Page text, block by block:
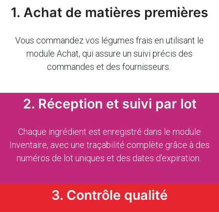
1. Achat de matières premières
Vous commandez vos légumes frais en utilisant le
module Achat, qui assure un suivi précis des
commandes et des fournisseurs.
2. Réception et suivi par lot
Chaque ingrédient est enregistré dans le module
Inventaire, avec une traçabilité complète grâce à des
numéros de lot uniques et des dates d’expiration.
3. Contrôle qualité